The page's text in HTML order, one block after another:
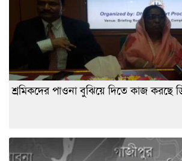
শ্রমিকদের পাওনা বুঝিয়ে দিতে কাজ করছে